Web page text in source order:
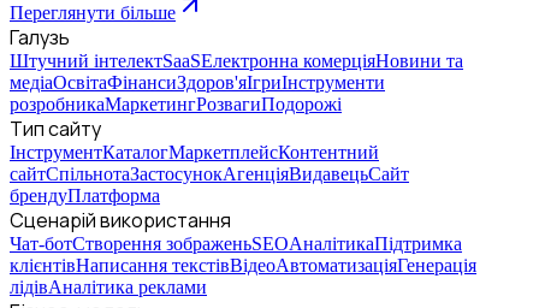
Переглянути більше
Галузь
Штучний інтелектSaaSЕлектронна комерціяНовини та
медіаОсвітаФінансиЗдоров'яІгриІнструменти
розробникаМаркетингРозвагиПодорожі
Тип сайту
ІнструментКаталогМаркетплейсКонтентний
сайтСпільнотаЗастосунокАгенціяВидавецьСайт
брендуПлатформа
Сценарій використання
Чат-ботСтворення зображеньSEOАналітикаПідтримка
клієнтівНаписання текстівВідеоАвтоматизаціяГенерація
лідівАналітика реклами